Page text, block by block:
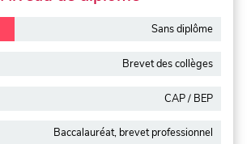
Sans diplôme
Brevet des collèges
CAP / BEP
Baccalauréat, brevet professionnel